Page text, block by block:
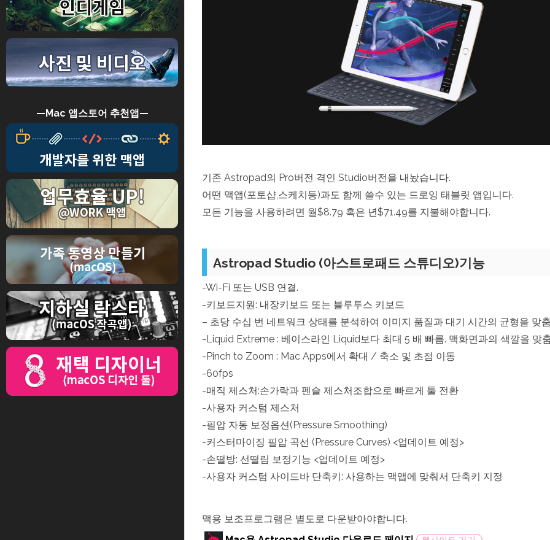
—Mac 앱스토어 추천앱—
기
드
로
잉
태
블
기존 Astropad의 Pro버전 격인 Studio버전을 내놨습니다.
어떤 맥앱(포토샵,스케치등)과도 함께 쓸수 있는 드로잉 태블릿 앱입니다.
모든 기능을 사용하려면 월$8.79 혹은 년$71.49를 지불해야합니다.
Astropad Studio (아스트로패드 스튜디오)기능
-Wi-Fi 또는 USB 연결.
-키보드지원: 내장키보드 또는 블루투스 키보드
– 초당 수십 번 네트워크 상태를 분석하여 이미지 품질과 대기 시간의 균형을 맞
-Liquid Extreme : 베이스라인 Liquid보다 최대 5 배 빠름. 맥화면과의 색깔을 맞
-Pinch to Zoom : Mac Apps에서 확대 / 축소 및 초점 이동
-60fps
-매직 제스처:손가락과 펜슬 제스처조합으로 빠르게 툴 전환
-사용자 커스텀 제스처
-필압 자동 보정옵션(Pressure Smoothing)
-커스터마이징 필압 곡선 (Pressure Curves) <업데이트 예정>
-손떨방: 선떨림 보정기능 <업데이트 예정>
-사용자 커스텀 사이드바 단축키: 사용하는 맥앱에 맞춰서 단축키 지정
맥용 보조프로그램은 별도로 다운받아야합니다.